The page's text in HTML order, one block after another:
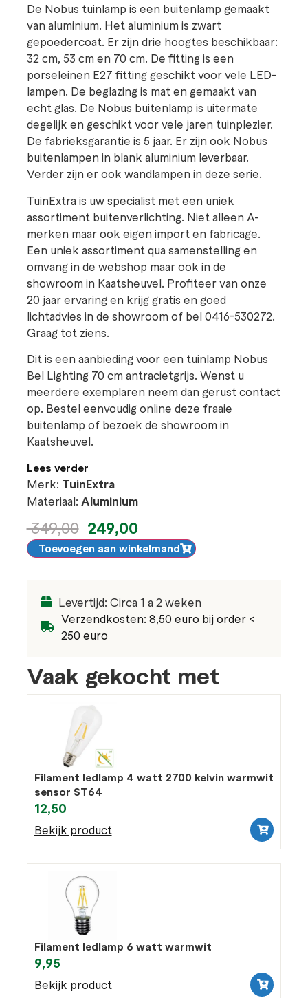
De Nobus tuinlamp is een buitenlamp gemaakt
van aluminium. Het aluminium is zwart
gepoedercoat. Er zijn drie hoogtes beschikbaar:
32 cm, 53 cm en 70 cm. De fitting is een
porseleinen E27 fitting geschikt voor vele LED-
lampen. De beglazing is mat en gemaakt van
echt glas. De Nobus buitenlamp is uitermate
degelijk en geschikt voor vele jaren tuinplezier.
De fabrieksgarantie is 5 jaar. Er zijn ook Nobus
buitenlampen in blank aluminium leverbaar.
Verder zijn er ook wandlampen in deze serie.
TuinExtra is uw specialist met een uniek
assortiment buitenverlichting. Niet alleen A-
merken maar ook eigen import en fabricage.
Een uniek assortiment qua samenstelling en
omvang in de webshop maar ook in de
showroom in Kaatsheuvel. Profiteer van onze
20 jaar ervaring en krijg gratis en goed
lichtadvies in de showroom of bel 0416-530272.
Graag tot ziens.
Dit is een aanbieding voor een tuinlamp Nobus
Bel Lighting 70 cm antracietgrijs. Wenst u
meerdere exemplaren neem dan gerust contact
op. Bestel eenvoudig online deze fraaie
buitenlamp of bezoek de showroom in
Kaatsheuvel.
Lees verder
Merk: TuinExtra
Materiaal: Aluminium
349,00 249,00
Toevoegen aan winkelmand
Levertijd: Circa 1 a 2 weken
Verzendkosten: 8,50 euro bij order <
250 euro
Vaak gekocht met
Filament ledlamp 4 watt 2700 kelvin warmwit
sensor ST64
12,50
Bekijk product
Filament ledlamp 6 watt warmwit
9,95
Bekijk product